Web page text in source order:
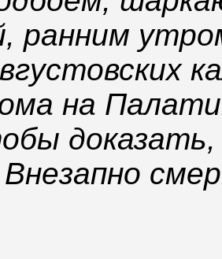
ранним
на
Внезапно